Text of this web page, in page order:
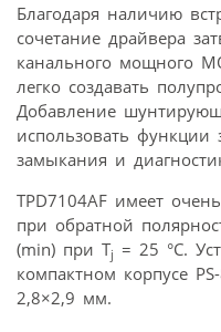
Благодаря наличию
сочетание драйвера
канального мощного
легко создавать
Добавление
использовать функции
замыкания и
TPD7104AF имеет
при обратной
(min) при Tj = 25 °C.
компактном корпусе
2,8×2,9 мм.